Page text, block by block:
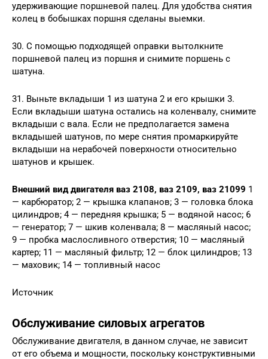
удерживающие поршневой палец. Для удобства снятия
колец в бобышках поршня сделаны выемки.
30. С помощью подходящей оправки вытолкните
поршневой палец из поршня и снимите поршень с
шатуна.
31. Выньте вкладыши 1 из шатуна 2 и его крышки 3.
Если вкладыши шатуна остались на коленвалу, снимите
вкладыши с вала. Если не предполагается замена
вкладышей шатунов, по мере снятия промаркируйте
вкладыши на нерабочей поверхности относительно
шатунов и крышек.
Внешний вид двигателя ваз 2108, ваз 2109, ваз 21099 1
— карбюратор; 2 — крышка клапанов; 3 — головка блока
цилиндров; 4 — передняя крышка; 5 — водяной насос; 6
— генератор; 7 — шкив коленвала; 8 — масляный насос;
9 — пробка маслосливного отверстия; 10 — масляный
картер; 11 — масляный фильтр; 12 — блок цилиндров; 13
— маховик; 14 — топливный насос
Источник
Обслуживание силовых агрегатов
Обслуживание двигателя, в данном случае, не зависит
от его объема и мощности, поскольку конструктивными